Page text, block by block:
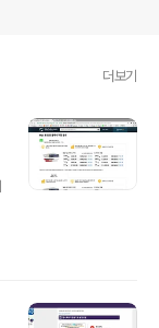
더보기